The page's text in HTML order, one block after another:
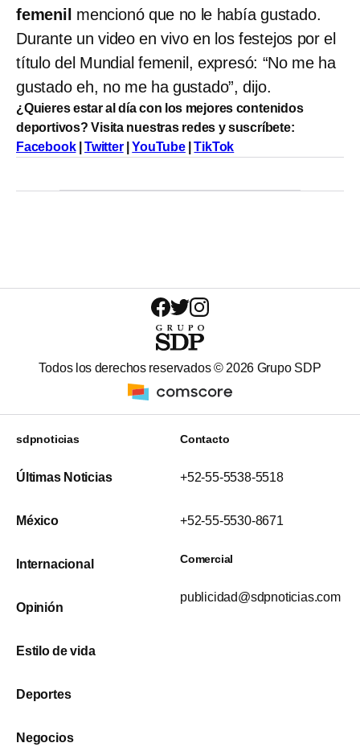
femenil mencionó que no le había gustado.
Durante un video en vivo en los festejos por el
título del Mundial femenil, expresó: “No me ha
gustado eh, no me ha gustado”, dijo.
¿Quieres estar al día con los mejores contenidos
deportivos? Visita nuestras redes y suscríbete:
Facebook|Twitter|YouTube|TikTok
Todos los derechos reservados © 2026 Grupo SDP
sdpnoticias
Últimas Noticias
México
Internacional
Opinión
Estilo de vida
Deportes
Negocios
Contacto
+52-55-5538-5518
+52-55-5530-8671
Comercial
publicidad@sdpnoticias.com